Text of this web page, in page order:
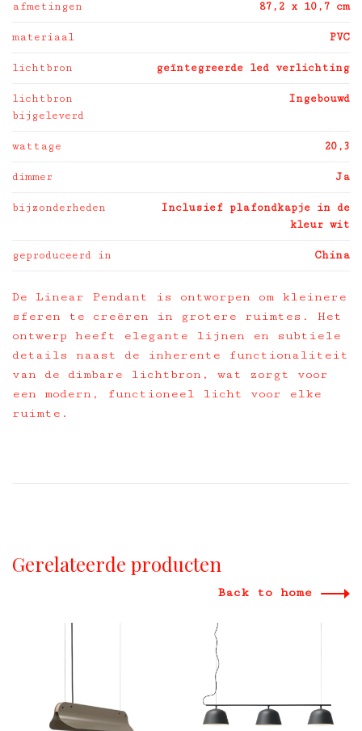
afmetingen 87,2 x 10,7 cm
materiaal PVC
lichtbron geïntegreerde led verlichting
lichtbron
bijgeleverd
Ingebouwd
wattage 20,3
dimmer Ja
bijzonderheden
Inclusief plafondkapje in de
kleur wit
geproduceerd in China
De Linear Pendant is ontworpen om kleinere
sferen te creëren in grotere ruimtes. Het
ontwerp heeft elegante lijnen en subtiele
details naast de inherente functionaliteit
van de dimbare lichtbron, wat zorgt voor
een modern, functioneel licht voor elke
ruimte.
Gerelateerde producten
Back to home